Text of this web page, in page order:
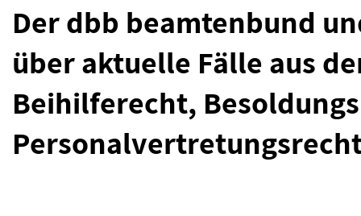
Der dbb beamtenbund
über aktuelle Fälle aus
Beihilferecht,